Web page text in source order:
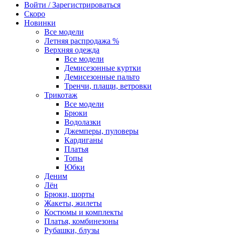
Войти / Зарегистрироваться
Скоро
Новинки
Все модели
Летняя распродажа %
Верхняя одежда
Все модели
Демисезонные куртки
Демисезонные пальто
Тренчи, плащи, ветровки
Трикотаж
Все модели
Брюки
Водолазки
Джемперы, пуловеры
Кардиганы
Платья
Топы
Юбки
Деним
Лён
Брюки, шорты
Жакеты, жилеты
Костюмы и комплекты
Платья, комбинезоны
Рубашки, блузы